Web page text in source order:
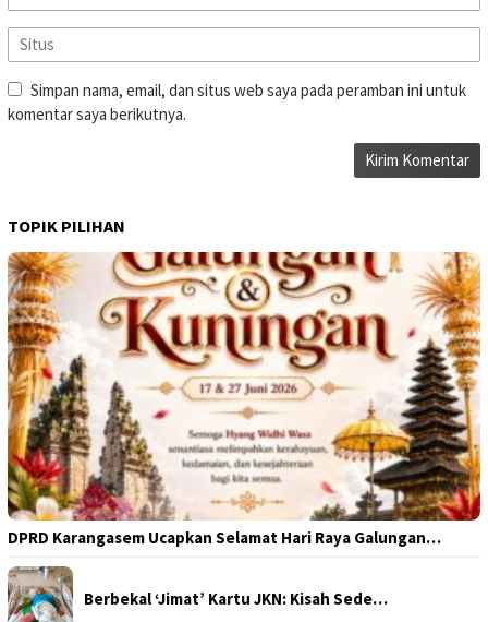
Simpan nama, email, dan situs web saya pada peramban ini untuk
komentar saya berikutnya.
TOPIK PILIHAN
DPRD Karangasem Ucapkan Selamat Hari Raya Galungan…
Berbekal ‘Jimat’ Kartu JKN: Kisah Sede…